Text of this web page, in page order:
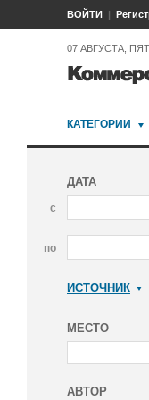
ВОЙТИ
07 АВГУСТА,
КАТЕГОРИИ
ДАТА
с
по
ИСТОЧНИК
МЕСТО
АВТОР